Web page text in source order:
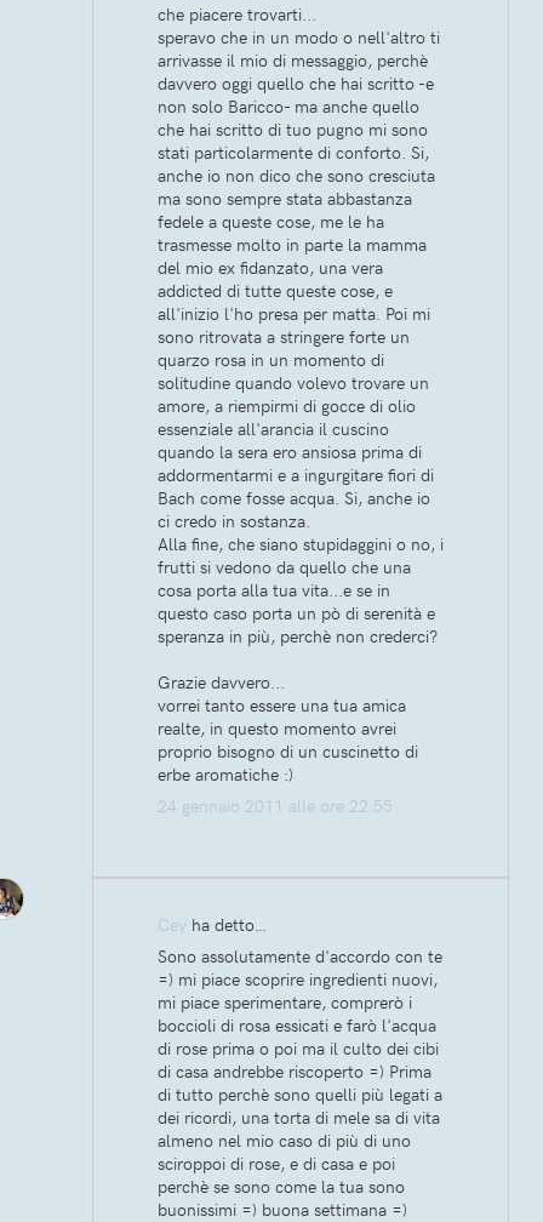
che piacere trovarti...
speravo che in un modo o nell'altro ti
arrivasse il mio di messaggio, perchè
davvero oggi quello che hai scritto -e
non solo Baricco- ma anche quello
che hai scritto di tuo pugno mi sono
stati particolarmente di conforto. Si,
anche io non dico che sono cresciuta
ma sono sempre stata abbastanza
fedele a queste cose, me le ha
trasmesse molto in parte la mamma
del mio ex fidanzato, una vera
addicted di tutte queste cose, e
all'inizio l'ho presa per matta. Poi mi
sono ritrovata a stringere forte un
quarzo rosa in un momento di
solitudine quando volevo trovare un
amore, a riempirmi di gocce di olio
essenziale all'arancia il cuscino
quando la sera ero ansiosa prima di
addormentarmi e a ingurgitare fiori di
Bach come fosse acqua. Si, anche io
ci credo in sostanza.
Alla fine, che siano stupidaggini o no, i
frutti si vedono da quello che una
cosa porta alla tua vita...e se in
questo caso porta un pò di serenità e
speranza in più, perchè non crederci?
Grazie davvero...
vorrei tanto essere una tua amica
realte, in questo momento avrei
proprio bisogno di un cuscinetto di
erbe aromatiche :)
24 gennaio 2011 alle ore 22:55
Cey ha detto…
Sono assolutamente d'accordo con te
=) mi piace scoprire ingredienti nuovi,
mi piace sperimentare, comprerò i
boccioli di rosa essicati e farò l'acqua
di rose prima o poi ma il culto dei cibi
di casa andrebbe riscoperto =) Prima
di tutto perchè sono quelli più legati a
dei ricordi, una torta di mele sa di vita
almeno nel mio caso di più di uno
sciroppoi di rose, e di casa e poi
perchè se sono come la tua sono
buonissimi =) buona settimana =)